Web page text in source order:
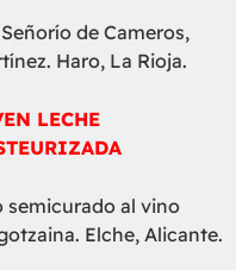
de Cameros,
Haro, La Rioja.
LECHE
semicurado al vino
Elche, Alicante.